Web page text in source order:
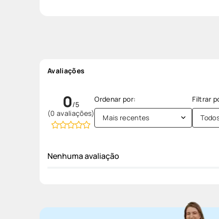
Avaliações
0
(0 avaliações) Mais recentes
Nenhuma avaliação